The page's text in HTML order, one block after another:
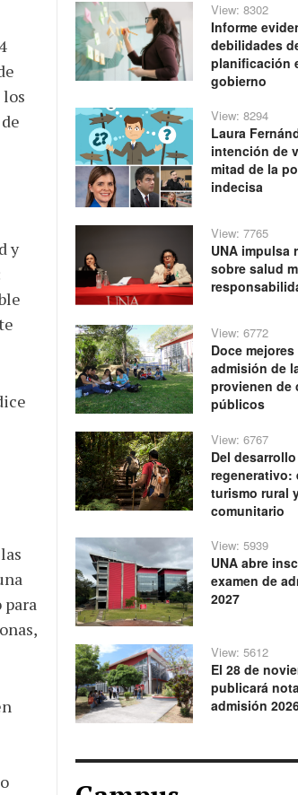
y
View: 8302
Informe
debilidades
planificación
gobierno
View: 8294
Laura
intención de
mitad de la
indecisa
View: 7765
UNA impulsa
sobre salud
View: 6772
Doce
admisión de
provienen de
públicos
View: 6767
Del
regenerativo:
turismo rural
comunitario
View: 5939
UNA abre
examen de
2027
View: 5612
El 28 de
publicará
admisión